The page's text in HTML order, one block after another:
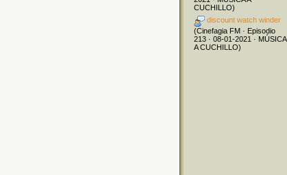
CUCHILLO)
discount watch winder
(Cinefagia FM · Episodio
213 · 08-01-2021 · MÚSICA
A CUCHILLO)